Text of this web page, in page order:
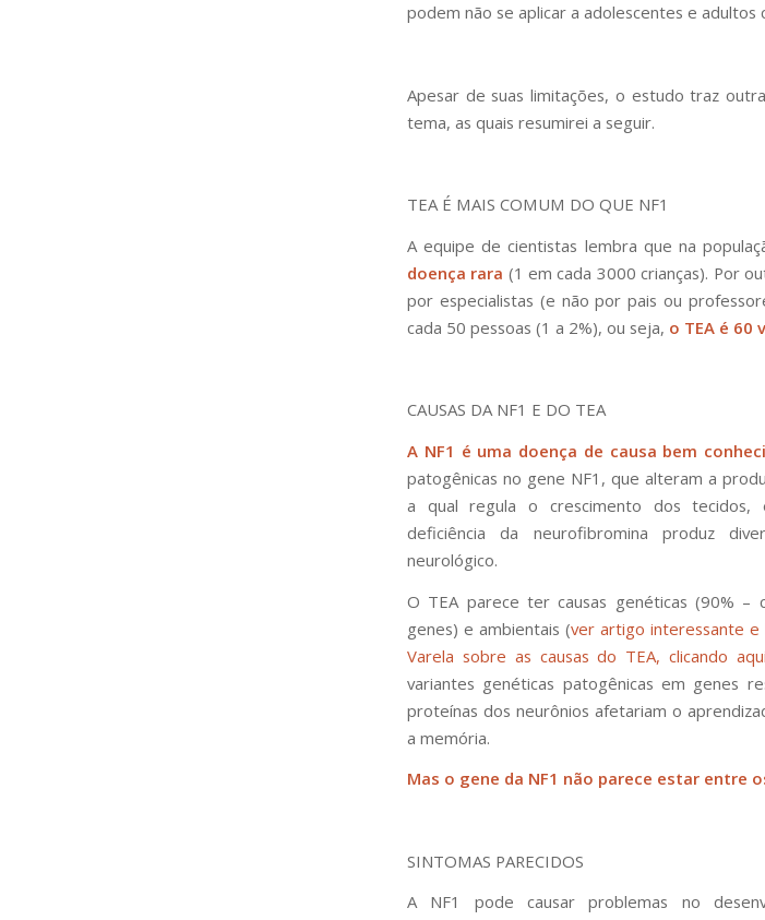
podem não se aplicar a adolescentes e adultos
Apesar de suas limitações, o estudo traz
tema, as quais resumirei a seguir.
TEA É MAIS COMUM DO QUE NF1
A equipe de cientistas lembra que na
doença rara (1 em cada 3000 crianças). Por
por especialistas (e não por pais ou
cada 50 pessoas (1 a 2%), ou seja, o TEA é 60
CAUSAS DA NF1 E DO TEA
A NF1 é uma doença de causa bem
patogênicas no gene NF1, que alteram a
a qual regula o crescimento dos tecidos,
deficiência da neurofibromina produz
neurológico.
O TEA parece ter causas genéticas (90% –
genes) e ambientais (ver artigo interessante e
Varela sobre as causas do TEA, clicando aqui
variantes genéticas patogênicas em genes
proteínas dos neurônios afetariam o
a memória.
Mas o gene da NF1 não parece estar entre
SINTOMAS PARECIDOS
A NF1 pode causar problemas no